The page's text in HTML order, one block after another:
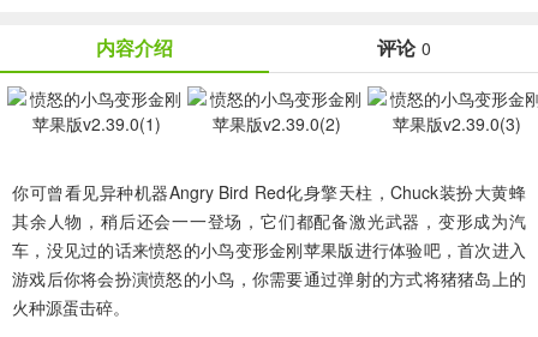
内容介绍 评论 0
你可曾看见异种机器Angry Bird Red化身擎天柱，Chuck装扮大黄蜂
其余人物，稍后还会一一登场，它们都配备激光武器，变形成为汽
车，没见过的话来愤怒的小鸟变形金刚苹果版进行体验吧，首次进入
游戏后你将会扮演愤怒的小鸟，你需要通过弹射的方式将猪猪岛上的
火种源蛋击碎。